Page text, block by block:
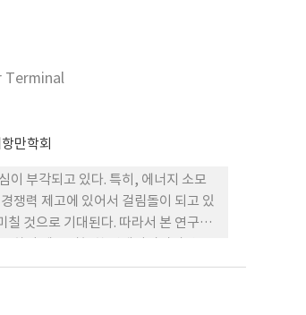
한 제어를 수행하고 있음을 확인하였
Terminal
만학회
이 부각되고 있다. 특히, 에너지 소모
쟁력 제고에 있어서 걸림돌이 되고 있
것으로 기대된다. 따라서 본 연구에
터링 기반 최적화모델을 제안하고 시